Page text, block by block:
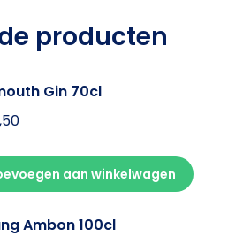
producten
Gin 70cl
aan winkelwagen
Ambon 100cl